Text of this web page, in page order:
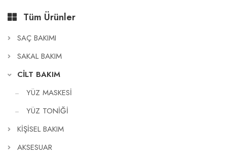
Tüm Ürünler
SAÇ BAKIMI
SAKAL BAKIM
CİLT BAKIM
YÜZ MASKESİ
YÜZ TONİĞİ
KİŞİSEL BAKIM
AKSESUAR